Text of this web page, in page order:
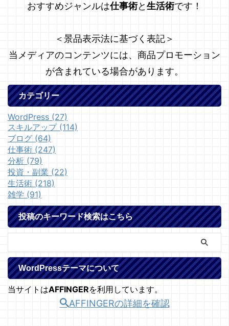
おすすめジャンルは仕事術と生活術です！
＜景品表示法に基づく表記＞
当メディアのコンテンツには、商品プロモーション
が含まれている場合があります。
カテゴリー
WordPress (27)
スキルアップ (114)
ブログ (64)
仕事術 (247)
分析 (79)
投資・副業 (22)
生活術 (218)
雑学 (91)
投稿のキーワード検索はこちら
WordPressテーマについて
当サイトはAFFINGERを利用しています。
AFFINGERの詳細を確認